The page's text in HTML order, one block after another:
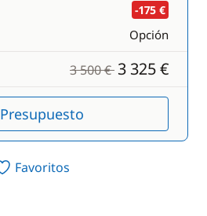
-175 €
Opción
3 500 € 3 325 €
Presupuesto
Favoritos